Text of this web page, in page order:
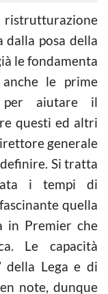
ristrutturazione
posa della
le fondamenta
le prime
aiutare il
questi ed altri
generale
Si tratta
i tempi di
quella
in Premier che
Le capacità
della Lega e di
note, dunque